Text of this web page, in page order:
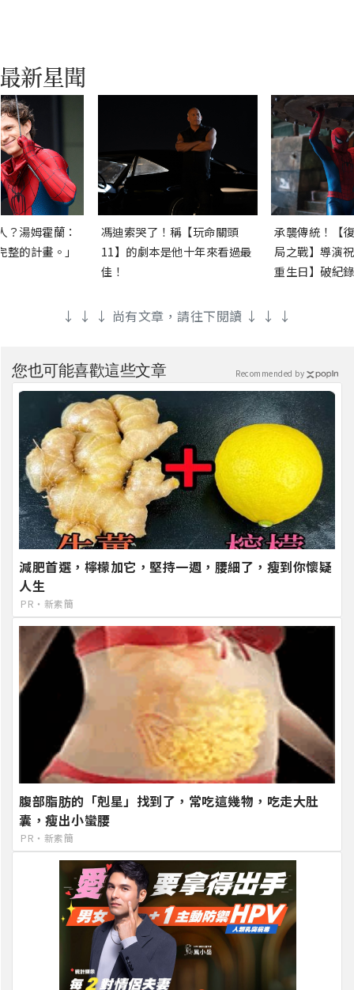
？湯姆霍蘭：
的計畫。」
馮迪索哭了！稱【玩命關頭
11】的劇本是他十年來看過最
佳！
承襲傳統！【
局之戰】導演
重生日】破紀
↓ ↓ ↓ 尚有文章，請往下閱讀 ↓ ↓ ↓
您也可能喜歡這些文章
減肥首選，檸檬加它，堅持一週，腰細了，瘦到你懷疑
人生
PR・新素簡
腹部脂肪的「剋星」找到了，常吃這幾物，吃走大肚
囊，瘦出小蠻腰
PR・新素簡
Recommended by